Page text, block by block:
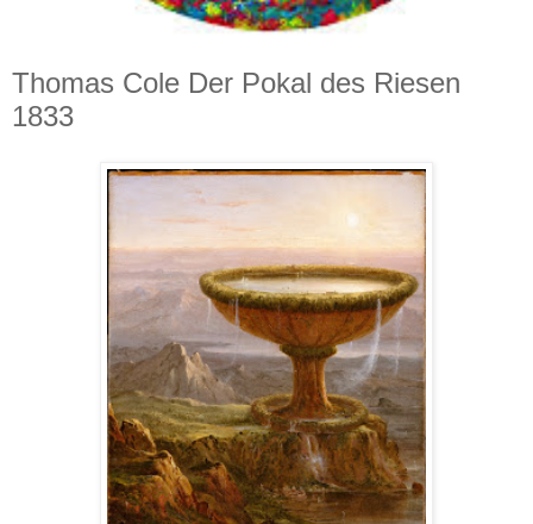
Thomas Cole Der Pokal des Riesen
1833